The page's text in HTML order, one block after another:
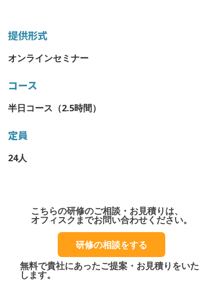
提供形式
オンラインセミナー
コース
半日コース（2.5時間）
定員
24人
こちらの研修のご相談・お見積りは、
オフィスクまでお問い合わせください。
研修の相談をする
無料で貴社にあったご提案・お見積りをいた
します。